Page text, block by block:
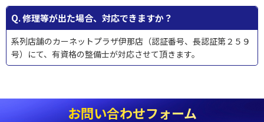
Q. 修理等が出た場合、対応できますか？
系列店舗のカーネットプラザ伊那店（認証番号、長認証第２５９
号）にて、有資格の整備士が対応させて頂きます。
お問い合わせフォーム